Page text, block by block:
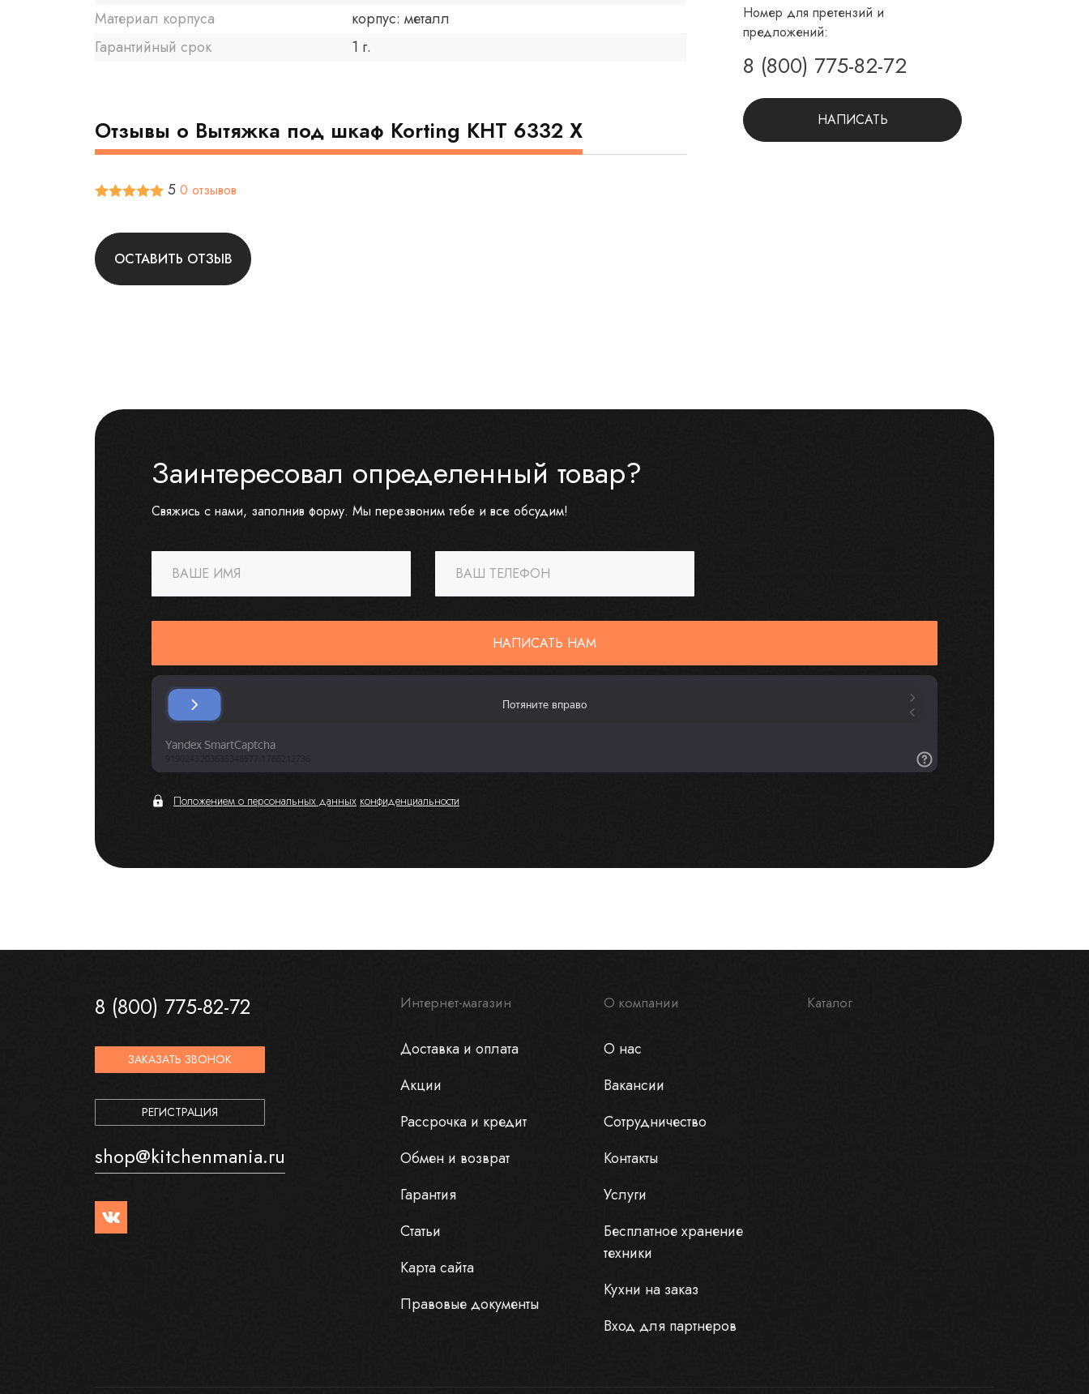
Номер для претензий и
предложений:
8 (800) 775-82-72
НАПИСАТЬ
Материал корпуса
корпус: металл
Гарантийный срок
1 г.
Отзывы о Вытяжка под шкаф Korting KHT 6332 X
5 0 отзывов
ОСТАВИТЬ ОТЗЫВ
Заинтересовал определенный товар?
Свяжись с нами, заполнив форму. Мы перезвоним тебе и все обсудим!
ВАШЕ ИМЯ ВАШ ТЕЛЕФОН
НАПИСАТЬ НАМ
Положением о персональных данных конфиденциальности
8 (800) 775-82-72
ЗАКАЗАТЬ ЗВОНОК
РЕГИСТРАЦИЯ
shop@kitchenmania.ru
Интернет-магазин
Доставка и оплата
Акции
Рассрочка и кредит
Обмен и возврат
Гарантия
Статьи
Карта сайта
Правовые документы
О компании
О нас
Вакансии
Сотрудничество
Контакты
Услуги
Бесплатное хранение
техники
Кухни на заказ
Вход для партнеров
Каталог